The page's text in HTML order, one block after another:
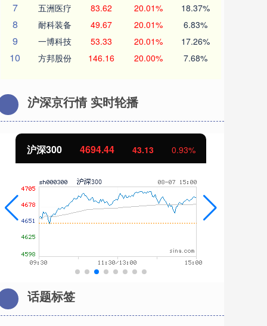
7 五洲医疗 83.62 20.01% 18.37%
8 耐科装备 49.67 20.01% 6.83%
9 一博科技 53.33 20.01% 17.26%
10 方邦股份 146.16 20.00% 7.68%
沪深京行情 实时轮播
沪深300 4694.44 43.13 0.93%
话题标签